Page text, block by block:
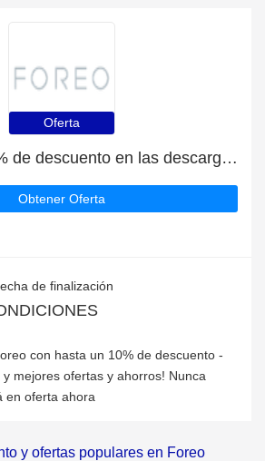
Oferta
Obtenga un 10% de descuento en las descargas de la aplicación Foreo
Obtener Oferta
de finalización
con hasta un 10% de descuento -
y mejores ofertas y ahorros! Nunca
en oferta ahora
y ofertas populares en Foreo